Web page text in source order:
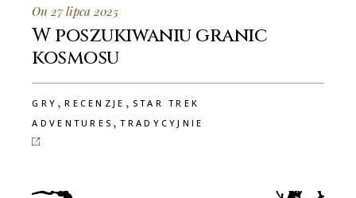
On 27 lipca 2025
W poszukiwaniu granic
kosmosu
GRY ,RECENZJE , STAR TREK
ADVENTURES ,TRADYCYJNIE